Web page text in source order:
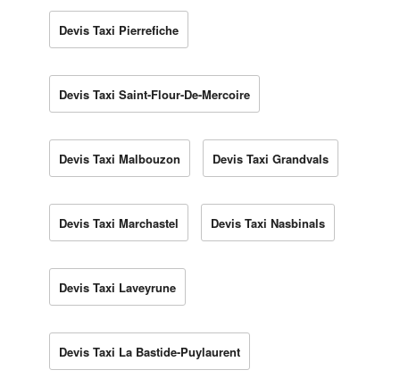
Devis Taxi Pierrefiche
Devis Taxi Saint-Flour-De-Mercoire
Devis Taxi Malbouzon Devis Taxi Grandvals
Devis Taxi Marchastel Devis Taxi Nasbinals
Devis Taxi Laveyrune
Devis Taxi La Bastide-Puylaurent